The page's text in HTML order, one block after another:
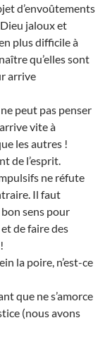
d’envoûtements
jaloux et
plus difficile à
qu’elles sont
arrive
peut pas penser
vite à
les autres !
de l’esprit.
ne réfute
Il faut
sens pour
de faire des
la poire, n’est-ce
que ne s’amorce
(nous avons